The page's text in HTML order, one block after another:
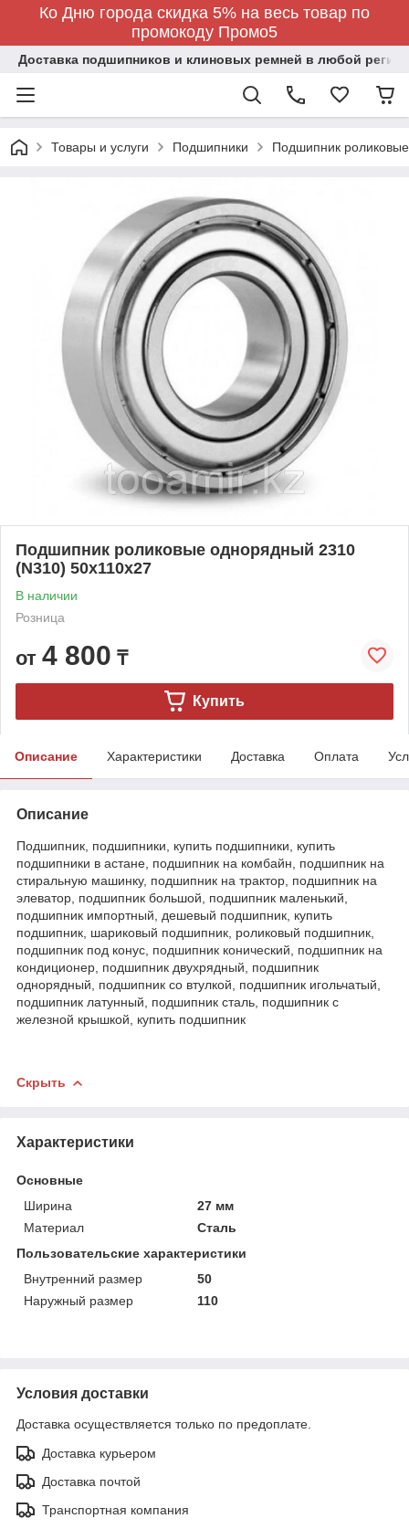
Ко Дню города скидка 5% на весь товар по
промокоду Промо5
Доставка подшипников и клиновых ремней в любой регион
Товары и услуги Подшипники Подшипник
Подшипник роликовые однорядный 2310
(N310) 50x110x27
В наличии
Розница
от 4 800 ₸
Купить
Описание Характеристики Доставка Оплата
Описание
Подшипник, подшипники, купить подшипники, купить
подшипники в астане, подшипник на комбайн, подшипник на
стиральную машинку, подшипник на трактор, подшипник на
элеватор, подшипник большой, подшипник маленький,
подшипник импортный, дешевый подшипник, купить
подшипник, шариковый подшипник, роликовый подшипник,
подшипник под конус, подшипник конический, подшипник на
кондиционер, подшипник двухрядный, подшипник
однорядный, подшипник со втулкой, подшипник игольчатый,
подшипник латунный, подшипник сталь, подшипник с
железной крышкой, купить подшипник
Скрыть
Характеристики
Основные
Ширина
27 мм
Материал
Сталь
Пользовательские характеристики
Внутренний размер
50
Наружный размер
110
Условия доставки
Доставка осуществляется только по предоплате.
Доставка курьером
Доставка почтой
Транспортная компания